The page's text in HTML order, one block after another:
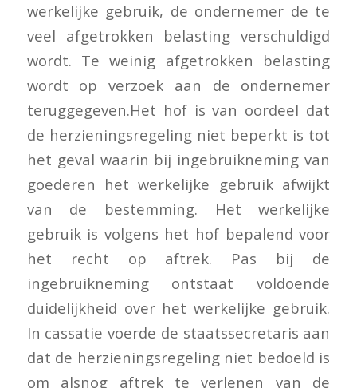
werkelijke gebruik, de ondernemer de te
veel afgetrokken belasting verschuldigd
wordt. Te weinig afgetrokken belasting
wordt op verzoek aan de ondernemer
teruggegeven.Het hof is van oordeel dat
de herzieningsregeling niet beperkt is tot
het geval waarin bij ingebruikneming van
goederen het werkelijke gebruik afwijkt
van de bestemming. Het werkelijke
gebruik is volgens het hof bepalend voor
het recht op aftrek. Pas bij de
ingebruikneming ontstaat voldoende
duidelijkheid over het werkelijke gebruik.
In cassatie voerde de staatssecretaris aan
dat de herzieningsregeling niet bedoeld is
om alsnog aftrek te verlenen van de